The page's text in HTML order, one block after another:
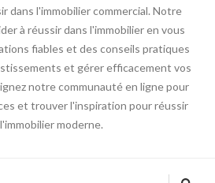
dans l'immobilier commercial. Notre
à réussir dans l'immobilier en vous
fiables et des conseils pratiques
et gérer efficacement vos
notre communauté en ligne pour
et trouver l'inspiration pour réussir
moderne.